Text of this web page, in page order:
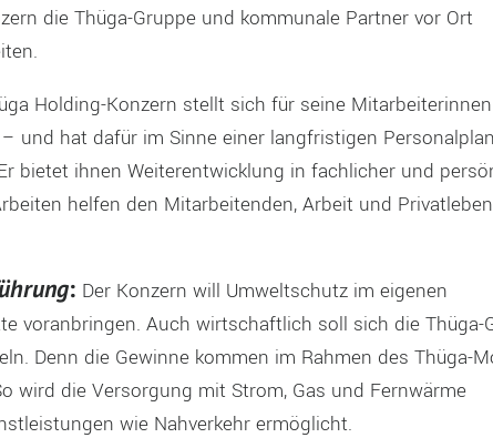
die Thüga-Gruppe und kommunale Partner vor Ort
Holding-Konzern stellt sich für seine
und hat dafür im Sinne einer langfristigen
bietet ihnen Weiterentwicklung in fachlicher und
helfen den Mitarbeitenden, Arbeit und
: Der Konzern will Umweltschutz im eigenen
voranbringen. Auch wirtschaftlich soll sich die Thüga-
Denn die Gewinne kommen im Rahmen des Thüga-
wird die Versorgung mit Strom, Gas und Fernwärme
wie Nahverkehr ermöglicht.